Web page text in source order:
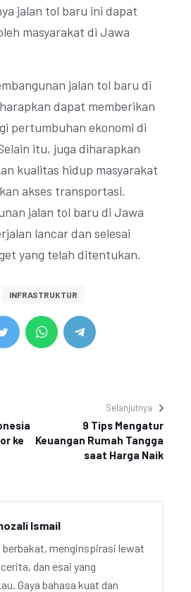
jalan tol baru ini dapat
masyarakat di Jawa
jalan tol baru di
dapat memberikan
pertumbuhan ekonomi di
itu, juga diharapkan
kualitas hidup masyarakat
akses transportasi.
jalan tol baru di Jawa
lancar dan selesai
yang telah ditentukan.
INFRASTRUKTUR
ke
Selanjutnya
9 Tips Mengatur
Keuangan Rumah Tangga
saat Harga Naik
Ismail
berbakat, menginspirasi lewat
dan esai yang
Gaya bahasa kuat dan